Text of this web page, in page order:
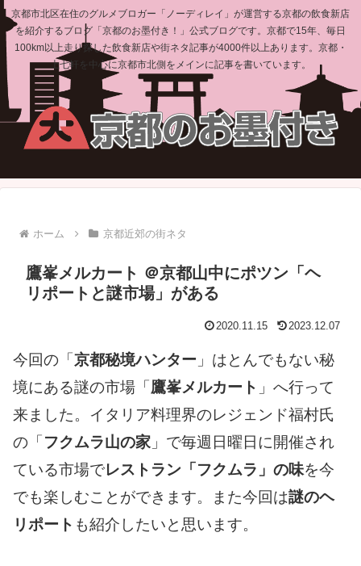
京都市北区在住のグルメブロガー「ノーディレイ」が運営する京都の飲食新店
を紹介するブログ「京都のお墨付き！」公式ブログです。京都で15年、毎日
100km以上走り探した飲食新店や街ネタ記事が4000件以上あります。京都・
上七軒を中心に京都市北側をメインに記事を書いています。
ホーム 京都近郊の街ネタ
鷹峯メルカート ＠京都山中にポツン「ヘ
リポートと謎市場」がある
2020.11.15 2023.12.07
今回の「 京都秘境ハンター 」はとんでもない秘
境にある謎の市場「 鷹峯メルカート 」へ行って
来ました。イタリア料理界のレジェンド福村氏
の「 フクムラ山の家 」で毎週日曜日に開催され
ている市場でレストラン「フクムラ」の味を今
でも楽しむことができます。また今回は謎のヘ
リポート も紹介したいと思います。